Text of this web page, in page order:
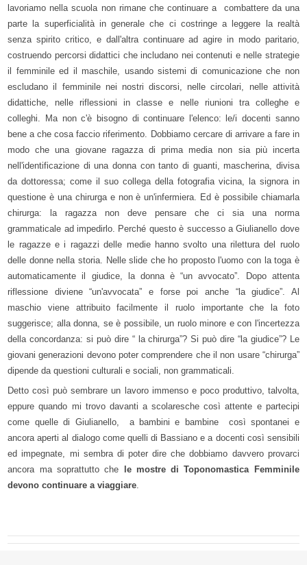
lavoriamo nella scuola non rimane che continuare a combattere da una
parte la superficialità in generale che ci costringe a leggere la realtà
senza spirito critico, e dall'altra continuare ad agire in modo paritario,
costruendo percorsi didattici che includano nei contenuti e nelle strategie
il femminile ed il maschile, usando sistemi di comunicazione che non
escludano il femminile nei nostri discorsi, nelle circolari, nelle attività
didattiche, nelle riflessioni in classe e nelle riunioni tra colleghe e
colleghi. Ma non c'è bisogno di continuare l'elenco: le/i docenti sanno
bene a che cosa faccio riferimento. Dobbiamo cercare di arrivare a fare in
modo che una giovane ragazza di prima media non sia più incerta
nell'identificazione di una donna con tanto di guanti, mascherina, divisa
da dottoressa; come il suo collega della fotografia vicina, la signora in
questione è una chirurga e non è un'infermiera. Ed è possibile chiamarla
chirurga: la ragazza non deve pensare che ci sia una norma
grammaticale ad impedirlo. Perché questo è successo a Giulianello dove
le ragazze e i ragazzi delle medie hanno svolto una rilettura del ruolo
delle donne nella storia. Nelle slide che ho proposto l'uomo con la toga è
automaticamente il giudice, la donna è “un avvocato”. Dopo attenta
riflessione diviene “un'avvocata” e forse poi anche “la giudice”. Al
maschio viene attribuito facilmente il ruolo importante che la foto
suggerisce; alla donna, se è possibile, un ruolo minore e con l'incertezza
della concordanza: si può dire “ la chirurga”? Si può dire “la giudice”? Le
giovani generazioni devono poter comprendere che il non usare “chirurga”
dipende da questioni culturali e sociali, non grammaticali.
Detto così può sembrare un lavoro immenso e poco produttivo, talvolta,
eppure quando mi trovo davanti a scolaresche così attente e partecipi
come quelle di Giulianello, a bambini e bambine così spontanei e
ancora aperti al dialogo come quelli di Bassiano e a docenti così sensibili
ed impegnate, mi sembra di poter dire che dobbiamo davvero provarci
ancora ma soprattutto che le mostre di Toponomastica Femminile
devono continuare a viaggiare.